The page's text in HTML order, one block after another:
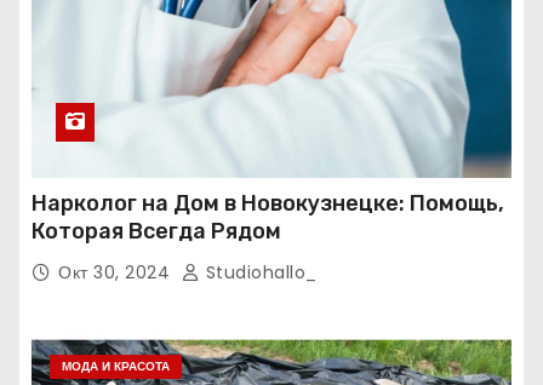
Нарколог на Дом в Новокузнецке: Помощь,
Которая Всегда Рядом
Окт 30, 2024 Studiohallo_
МОДА И КРАСОТА